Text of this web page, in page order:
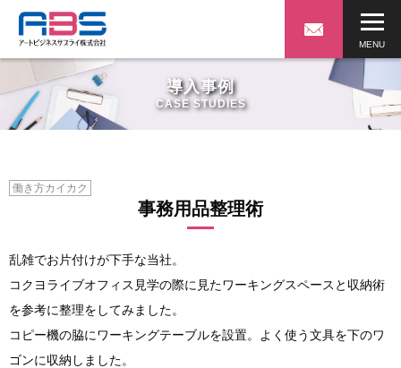
導入事例
CASE STUDIES
働き方カイカク
事務用品整理術
乱雑でお片付けが下手な当社。
コクヨライブオフィス見学の際に見たワーキングスペースと収納術
を参考に整理をしてみました。
コピー機の脇にワーキングテーブルを設置。よく使う文具を下のワ
ゴンに収納しました。